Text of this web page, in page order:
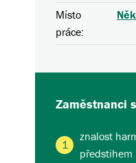
Místo
práce:
Zaměstnanci
znalost
předstihem